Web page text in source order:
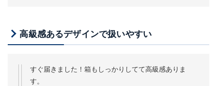
高級感あるデザインで扱いやすい
すぐ届きました！箱もしっかりしてて高級感ありま
す。